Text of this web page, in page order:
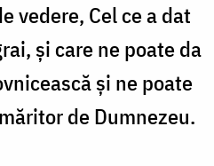
vedere, Cel ce a dat
și care ne poate da
și ne poate
de Dumnezeu.